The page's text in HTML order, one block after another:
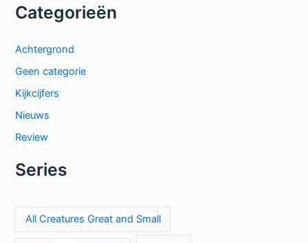
Categorieën
Achtergrond
Geen categorie
Kijkcijfers
Nieuws
Review
Series
All Creatures Great and Small